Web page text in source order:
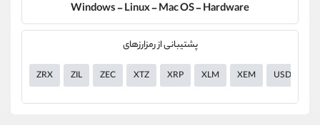
Windows - Linux - Mac OS - Hardware
پشتیبانی از رمزارزهای
ZRX ZIL ZEC XTZ XRP XLM XEM USDT